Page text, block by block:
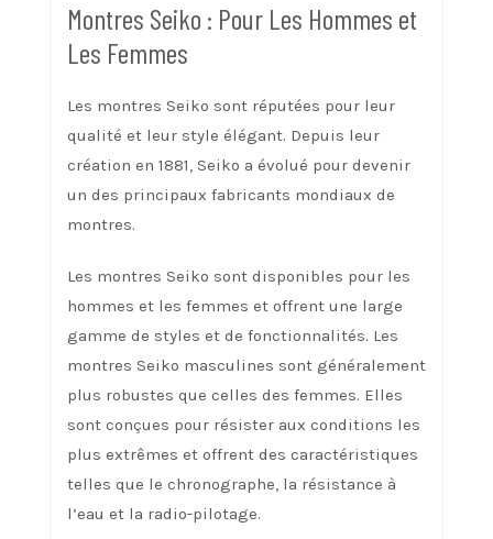
Montres Seiko : Pour Les Hommes et
Les Femmes
Les montres Seiko sont réputées pour leur
qualité et leur style élégant. Depuis leur
création en 1881, Seiko a évolué pour devenir
un des principaux fabricants mondiaux de
montres.
Les montres Seiko sont disponibles pour les
hommes et les femmes et offrent une large
gamme de styles et de fonctionnalités. Les
montres Seiko masculines sont généralement
plus robustes que celles des femmes. Elles
sont conçues pour résister aux conditions les
plus extrêmes et offrent des caractéristiques
telles que le chronographe, la résistance à
l’eau et la radio-pilotage.